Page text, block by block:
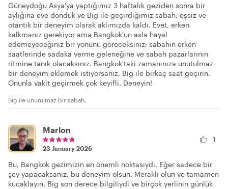
Güneydoğu Asya'ya yaptığımız 3 haftalık geziden sonra bir
aylığına eve döndük ve Big ile geçirdiğimiz sabah, eşsiz ve
otantik bir deneyim olarak aklımızda kaldı. Evet, erken
kalkmanız gerekiyor ama Bangkok'un asla hayal
edemeyeceğiniz bir yönünü göreceksiniz; sabahın erken
saatlerinde sadaka verme geleneğine ve sabah pazarlarının
ritmine tanık olacaksınız. Bangkok'taki zamanınıza unutulmaz
bir deneyim eklemek istiyorsanız, Big ile birkaç saat geçirin.
Onunla vakit geçirmek çok keyifli. Deneyin!
Big ile unutulmaz bir sabah.
Marlon
23 January 2026
1
Bu, Bangkok gezimizin en önemli noktasıydı. Eğer sadece bir
şey yapacaksanız, bu deneyim olsun. Meraklı olun ve tamamen
kucaklayın. Big son derece bilgiliydi ve birçok yerlinin günlük